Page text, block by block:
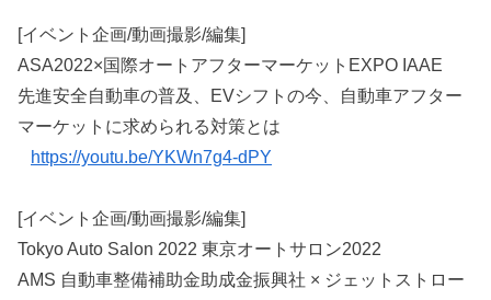
[イベント企画/動画撮影/編集]
ASA2022×国際オートアフターマーケットEXPO IAAE
先進安全自動車の普及、EVシフトの今、自動車アフター
マーケットに求められる対策とは
https://youtu.be/YKWn7g4-dPY
[イベント企画/動画撮影/編集]
Tokyo Auto Salon 2022 東京オートサロン2022
AMS 自動車整備補助金助成金振興社 × ジェットストロー